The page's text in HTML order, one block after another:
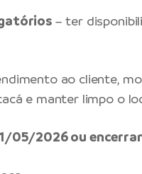
– ter
ao cliente,
e manter limpo o
05/2026 ou